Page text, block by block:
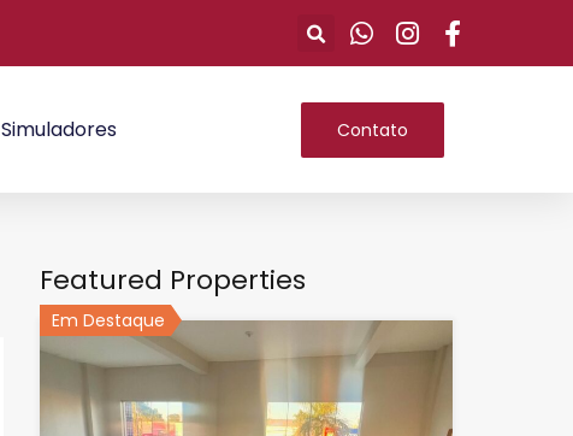
Simuladores Contato
Featured Properties
Em Destaque